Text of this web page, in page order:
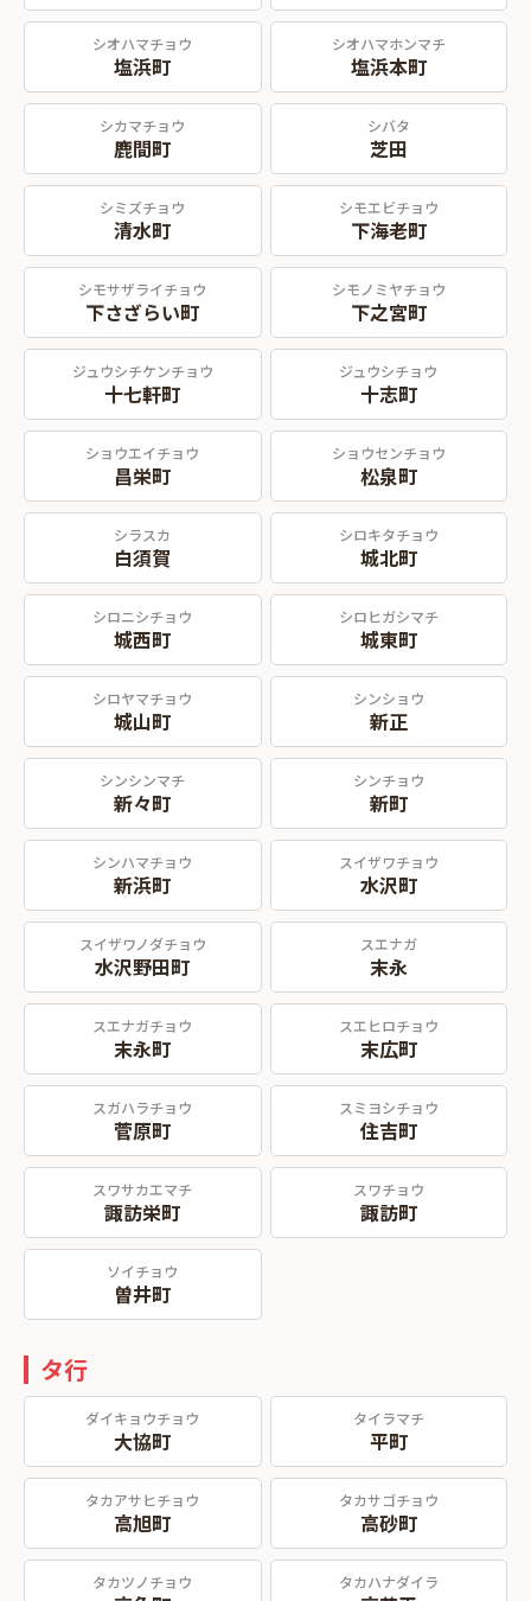
シオハマチョウ
塩浜町
シオハマホンマチ
塩浜本町
シカマチョウ
鹿間町
シバタ
芝田
シミズチョウ
清水町
シモエビチョウ
下海老町
シモサザライチョウ
下さざらい町
シモノミヤチョウ
下之宮町
ジュウシチケンチョウ
十七軒町
ジュウシチョウ
十志町
ショウエイチョウ
昌栄町
ショウセンチョウ
松泉町
シラスカ
白須賀
シロキタチョウ
城北町
シロニシチョウ
城西町
シロヒガシマチ
城東町
シロヤマチョウ
城山町
シンショウ
新正
シンシンマチ
新々町
シンチョウ
新町
シンハマチョウ
新浜町
スイザワチョウ
水沢町
スイザワノダチョウ
水沢野田町
スエナガ
末永
スエナガチョウ
末永町
スエヒロチョウ
末広町
スガハラチョウ
菅原町
スミヨシチョウ
住吉町
スワサカエマチ
諏訪栄町
スワチョウ
諏訪町
ソイチョウ
曽井町
タ行
ダイキョウチョウ
大協町
タイラマチ
平町
タカアサヒチョウ
高旭町
タカサゴチョウ
高砂町
タカツノチョウ タカハナダイラ